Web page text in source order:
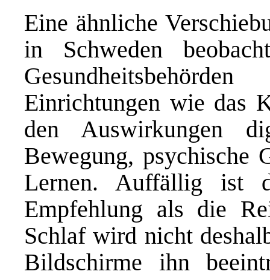
Eine ähnliche
in Schweden
Einrichtungen wie das
den Auswirkungen
Bewegung, psychische
Lernen. Auffällig ist
Empfehlung als die
Schlaf wird nicht
Bildschirme ihn